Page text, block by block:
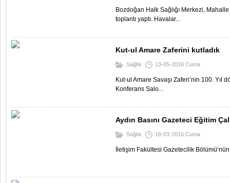
Bozdoğan Halk Sağlığı Merkezi,
toplantı yaptı. Havalar...
Kut-ul Amare Zaferini kutladık
Sağlık 13-05-2016 Cuma
Kut-ul Amare Savaşı Zaferi’nin 100. Yıl
Konferans Salo...
Aydın Basını Gazeteci Eğitim
Sağlık 18-03-2016 Cuma
İletişim Fakültesi Gazetecilik